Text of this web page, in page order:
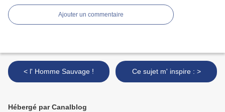
Ajouter un commentaire
< l' Homme Sauvage ! Ce sujet m' inspire : >
Hébergé par Canalblog